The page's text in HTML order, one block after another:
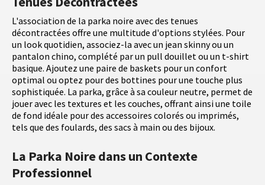
L'association de la parka noire avec des tenues
décontractées offre une multitude d'options stylées. Pour
un look quotidien, associez-la avec un jean skinny ou un
pantalon chino, complété par un pull douillet ou un t-shirt
basique. Ajoutez une paire de baskets pour un confort
optimal ou optez pour des bottines pour une touche plus
sophistiquée. La parka, grâce à sa couleur neutre, permet de
jouer avec les textures et les couches, offrant ainsi une toile
de fond idéale pour des accessoires colorés ou imprimés,
tels que des foulards, des sacs à main ou des bijoux.
La Parka Noire dans un Contexte
Professionnel